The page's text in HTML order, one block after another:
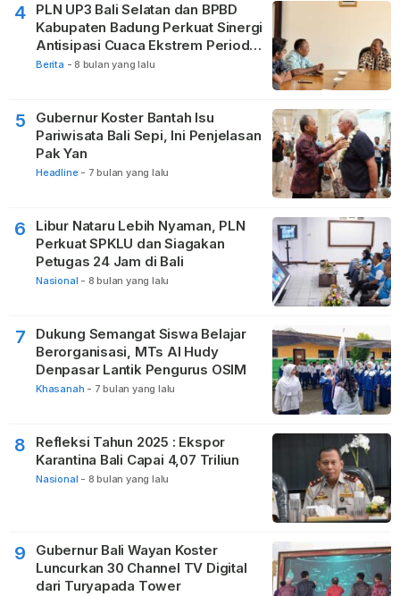
4
PLN UP3 Bali Selatan dan BPBD
Kabupaten Badung Perkuat Sinergi
Antisipasi Cuaca Ekstrem Periode
Nataru
Berita - 8 bulan yang lalu
5
Gubernur Koster Bantah Isu
Pariwisata Bali Sepi, Ini Penjelasan
Pak Yan
Headline - 7 bulan yang lalu
6
Libur Nataru Lebih Nyaman, PLN
Perkuat SPKLU dan Siagakan
Petugas 24 Jam di Bali
Nasional - 8 bulan yang lalu
7
Dukung Semangat Siswa Belajar
Berorganisasi, MTs Al Hudy
Denpasar Lantik Pengurus OSIM
Khasanah - 7 bulan yang lalu
8
Refleksi Tahun 2025 : Ekspor
Karantina Bali Capai 4,07 Triliun
Nasional - 8 bulan yang lalu
9
Gubernur Bali Wayan Koster
Luncurkan 30 Channel TV Digital
dari Turyapada Tower